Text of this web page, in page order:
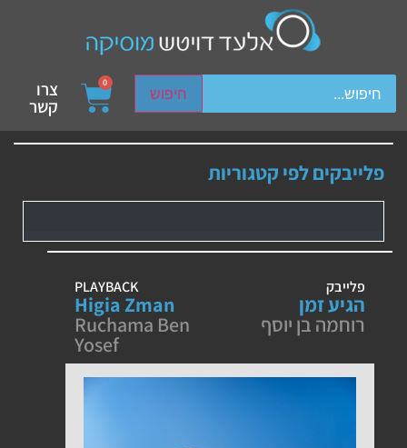
חיפוש
device users, explore by touch or with swipe gestures.
0 צרו
קשר
פלייבקים לפי קטגוריות
פלייבק
הגיע זמן
רוחמה בן יוסף
PLAYBACK
Higia Zman
Ruchama Ben
Yosef